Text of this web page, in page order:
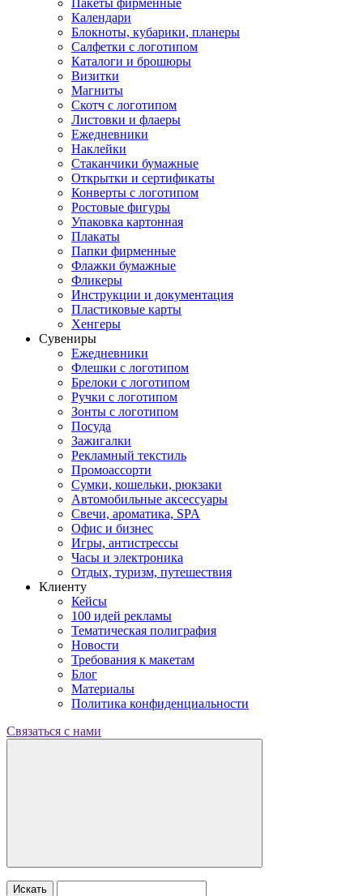
Пакеты фирменные
Календари
Блокноты, кубарики, планеры
Салфетки с логотипом
Каталоги и брошюры
Визитки
Магниты
Скотч с логотипом
Листовки и флаеры
Ежедневники
Наклейки
Стаканчики бумажные
Открытки и сертификаты
Конверты с логотипом
Ростовые фигуры
Упаковка картонная
Плакаты
Папки фирменные
Флажки бумажные
Фликеры
Инструкции и документация
Пластиковые карты
Хенгеры
Сувениры
Ежедневники
Флешки с логотипом
Брелоки с логотипом
Ручки с логотипом
Зонты с логотипом
Посуда
Зажигалки
Рекламный текстиль
Промоассорти
Сумки, кошельки, рюкзаки
Автомобильные аксессуары
Свечи, ароматика, SPA
Офис и бизнес
Игры, антистрессы
Часы и электроника
Отдых, туризм, путешествия
Клиенту
Кейсы
100 идей рекламы
Тематическая полиграфия
Новости
Требования к макетам
Блог
Материалы
Политика конфиденциальности
Связаться с нами
Искать